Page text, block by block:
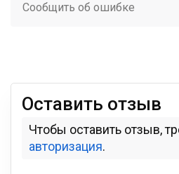
Сообщить об ошибке
Оставить отзыв
Чтобы оставить отзыв,
авторизация.